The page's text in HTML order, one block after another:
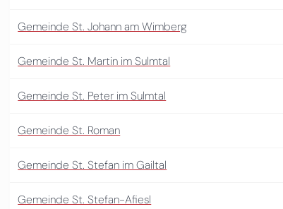
Gemeinde St. Johann am Wimberg
Gemeinde St. Martin im Sulmtal
Gemeinde St. Peter im Sulmtal
Gemeinde St. Roman
Gemeinde St. Stefan im Gailtal
Gemeinde St. Stefan-Afiesl